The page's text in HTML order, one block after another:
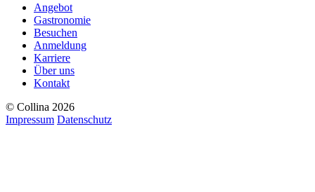
Angebot
Gastronomie
Besuchen
Anmeldung
Karriere
Über uns
Kontakt
© Collina 2026
Impressum Datenschutz